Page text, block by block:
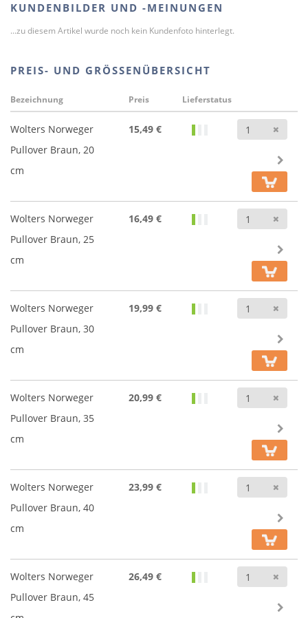
KUNDENBILDER UND -MEINUNGEN
...zu diesem Artikel wurde noch kein Kundenfoto hinterlegt.
PREIS- UND GRÖSSENÜBERSICHT
Bezeichnung Preis Lieferstatus
Wolters Norweger
Pullover Braun, 20
cm
15,49 €
Wolters Norweger
Pullover Braun, 25
cm
16,49 €
Wolters Norweger
Pullover Braun, 30
cm
19,99 €
Wolters Norweger
Pullover Braun, 35
cm
20,99 €
Wolters Norweger
Pullover Braun, 40
cm
23,99 €
Wolters Norweger
Pullover Braun, 45
26,49 €